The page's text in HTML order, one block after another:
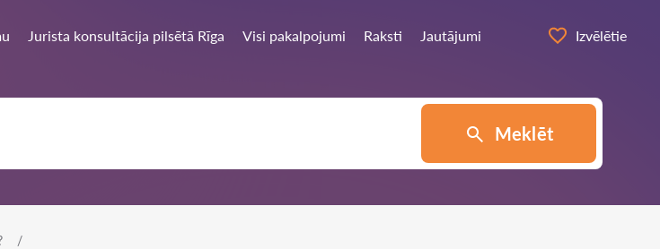
Jurista konsultācija pilsētā Rīga Visi pakalpojumi Raksti Jautājumi Izvēlētie
Meklēt